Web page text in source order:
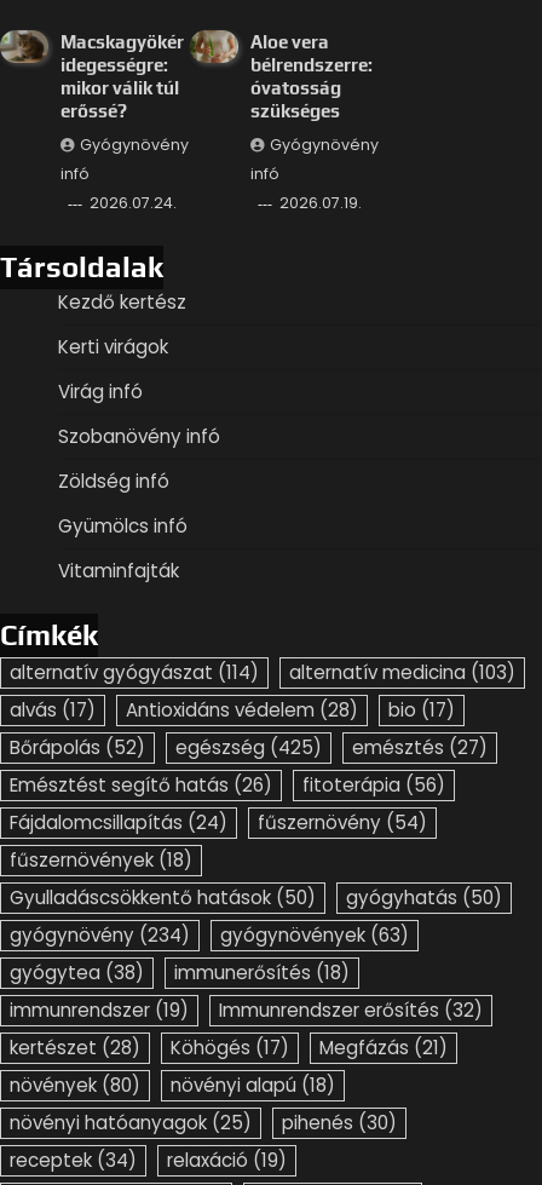
Macskagyökér
idegességre:
mikor válik túl
erőssé?
Gyógynövény
infó
2026.07.24.
Aloe vera
bélrendszerre:
óvatosság
szükséges
Gyógynövény
infó
2026.07.19.
Társoldalak
Kezdő kertész
Kerti virágok
Virág infó
Szobanövény infó
Zöldség infó
Gyümölcs infó
Vitaminfajták
Címkék
alternatív gyógyászat (114) alternatív medicina (103)
alvás (17) Antioxidáns védelem (28) bio (17)
Bőrápolás (52) egészség (425) emésztés (27)
Emésztést segítő hatás (26) fitoterápia (56)
Fájdalomcsillapítás (24) fűszernövény (54)
fűszernövények (18)
Gyulladáscsökkentő hatások (50) gyógyhatás (50)
gyógynövény (234) gyógynövények (63)
gyógytea (38) immunerősítés (18)
immunrendszer (19) Immunrendszer erősítés (32)
kertészet (28) Köhögés (17) Megfázás (21)
növények (80) növényi alapú (18)
növényi hatóanyagok (25) pihenés (30)
receptek (34) relaxáció (19)